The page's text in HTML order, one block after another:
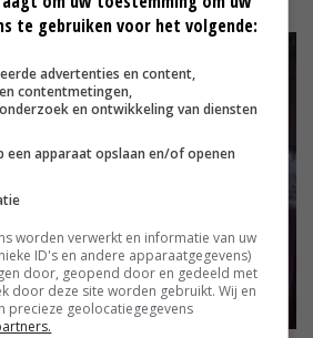
te gebruiken voor het volgende:
advertenties en content,
contentmetingen,
en ontwikkeling van diensten
een apparaat opslaan en/of openen
worden verwerkt en informatie van uw
ID's en andere apparaatgegevens)
door, geopend door en gedeeld met
door deze site worden gebruikt. Wij en
precieze geolocatiegegevens